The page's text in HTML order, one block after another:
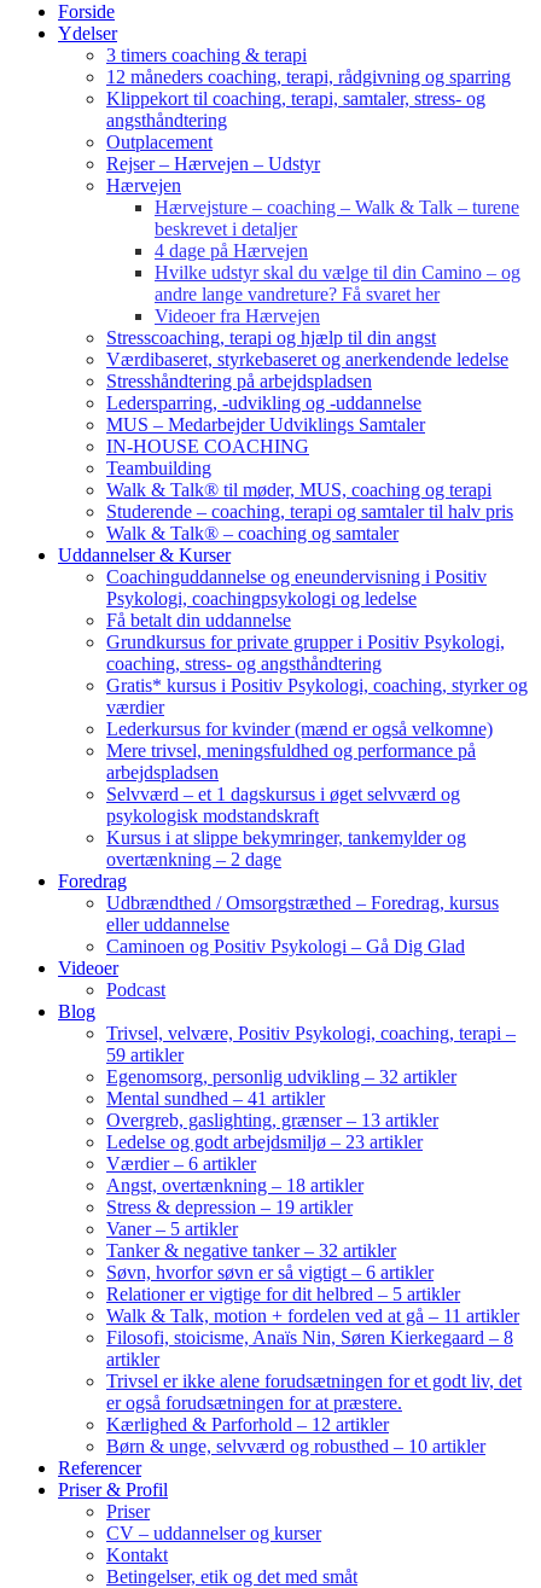
Forside
Ydelser
3 timers coaching & terapi
12 måneders coaching, terapi, rådgivning og sparring
Klippekort til coaching, terapi, samtaler, stress- og
angsthåndtering
Outplacement
Rejser – Hærvejen – Udstyr
Hærvejen
Hærvejsture – coaching – Walk & Talk – turene
beskrevet i detaljer
4 dage på Hærvejen
Hvilke udstyr skal du vælge til din Camino – og
andre lange vandreture? Få svaret her
Videoer fra Hærvejen
Stresscoaching, terapi og hjælp til din angst
Værdibaseret, styrkebaseret og anerkendende ledelse
Stresshåndtering på arbejdspladsen
Ledersparring, -udvikling og -uddannelse
MUS – Medarbejder Udviklings Samtaler
IN-HOUSE COACHING
Teambuilding
Walk & Talk® til møder, MUS, coaching og terapi
Studerende – coaching, terapi og samtaler til halv pris
Walk & Talk® – coaching og samtaler
Uddannelser & Kurser
Coachinguddannelse og eneundervisning i Positiv
Psykologi, coachingpsykologi og ledelse
Få betalt din uddannelse
Grundkursus for private grupper i Positiv Psykologi,
coaching, stress- og angsthåndtering
Gratis* kursus i Positiv Psykologi, coaching, styrker og
værdier
Lederkursus for kvinder (mænd er også velkomne)
Mere trivsel, meningsfuldhed og performance på
arbejdspladsen
Selvværd – et 1 dagskursus i øget selvværd og
psykologisk modstandskraft
Kursus i at slippe bekymringer, tankemylder og
overtænkning – 2 dage
Foredrag
Udbrændthed / Omsorgstræthed – Foredrag, kursus
eller uddannelse
Caminoen og Positiv Psykologi – Gå Dig Glad
Videoer
Podcast
Blog
Trivsel, velvære, Positiv Psykologi, coaching, terapi –
59 artikler
Egenomsorg, personlig udvikling – 32 artikler
Mental sundhed – 41 artikler
Overgreb, gaslighting, grænser – 13 artikler
Ledelse og godt arbejdsmiljø – 23 artikler
Værdier – 6 artikler
Angst, overtænkning – 18 artikler
Stress & depression – 19 artikler
Vaner – 5 artikler
Tanker & negative tanker – 32 artikler
Søvn, hvorfor søvn er så vigtigt – 6 artikler
Relationer er vigtige for dit helbred – 5 artikler
Walk & Talk, motion + fordelen ved at gå – 11 artikler
Filosofi, stoicisme, Anaïs Nin, Søren Kierkegaard – 8
artikler
Trivsel er ikke alene forudsætningen for et godt liv, det
er også forudsætningen for at præstere.
Kærlighed & Parforhold – 12 artikler
Børn & unge, selvværd og robusthed – 10 artikler
Referencer
Priser & Profil
Priser
CV – uddannelser og kurser
Kontakt
Betingelser, etik og det med småt